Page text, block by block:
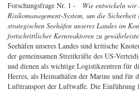
Forschungsfrage Nr. 1 -
Wie entwickeln
Risikomanagement-System, um die
strategischen Seehäfen unseres Landes im
fortschrittlicher Kernreaktoren zu
Seehäfen unseres Landes sind kritische
der gemeinsamen Streitkräfte des US-
und dienen als wichtige Logistikzentren für
Heeres, als Heimathäfen der Marine und für
Lufttransport der Luftwaffe. Die Einführung